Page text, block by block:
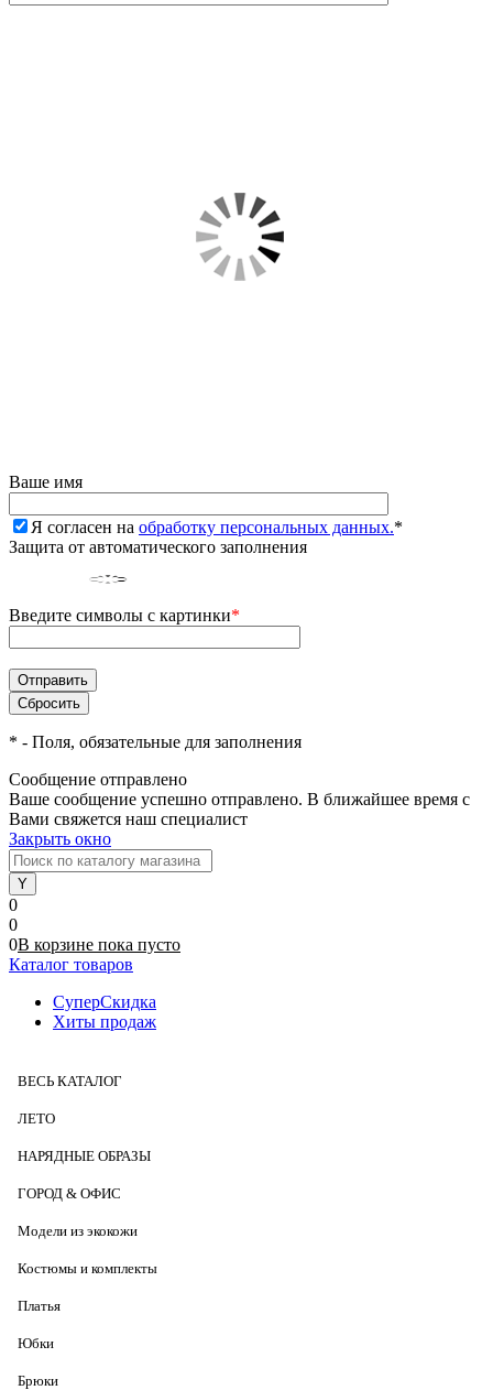
Ваше имя
Я согласен на обработку персональных данных.*
Защита от автоматического заполнения
Введите символы с картинки*
* - Поля, обязательные для заполнения
Сообщение отправлено
Ваше сообщение успешно отправлено. В ближайшее время с
Вами свяжется наш специалист
Закрыть окно
0
0
0В корзине пока пусто
Каталог товаров
СуперСкидка
Хиты продаж
ВЕСЬ КАТАЛОГ
ЛЕТО
НАРЯДНЫЕ ОБРАЗЫ
ГОРОД & ОФИС
Модели из экокожи
Костюмы и комплекты
Платья
Юбки
Брюки